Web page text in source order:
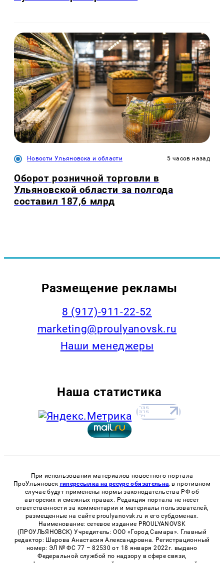
Новости Ульяновска и области 5 часов назад
Оборот розничной торговли в
Ульяновской области за полгода
составил 187,6 млрд
Размещение рекламы
8 (917)-911-22-52
marketing@proulyanovsk.ru
Наши менеджеры
Наша статистика
При использовании материалов новостного портала
ПроУльяновск гиперссылка на ресурс обязательна, в противном
случае будут применены нормы законодательства РФ об
авторских и смежных правах. Редакция портала не несет
ответственности за комментарии и материалы пользователей,
размещенные на сайте proulyanovsk.ru и его субдоменах.
Наименование: сетевое издание PROULYANOVSK
(ПРОУЛЬЯНОВСК) Учредитель: ООО «Город Самара». Главный
редактор: Шарова Анастасия Александровна. Регистрационный
номер: ЭЛ № ФС 77 – 82530 от 18 января 2022г. выдано
Федеральной службой по надзору в сфере связи,